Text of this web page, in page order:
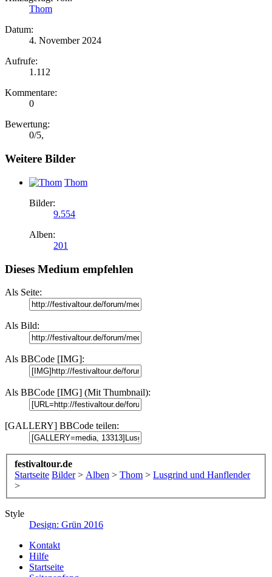
Thom
Datum:
4. November 2024
Aufrufe:
1.112
Kommentare:
0
Bewertung:
0/5,
Weitere Bilder
Thom
Bilder:
9.554
Alben:
201
Dieses Medium empfehlen
Als Seite:
Als Bild:
Als BBCode [IMG]:
Als BBCode [IMG] (Mit Thumbnail):
[GALLERY] BBCode teilen:
festivaltour.de
Startseite Bilder > Alben > Thom > Lusgrind und Hanflender
>
Style
Design: Grün 2016
Kontakt
Hilfe
Startseite